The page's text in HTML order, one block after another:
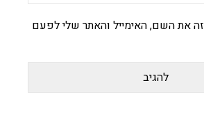
את השם, האימייל והאתר שלי לפעם